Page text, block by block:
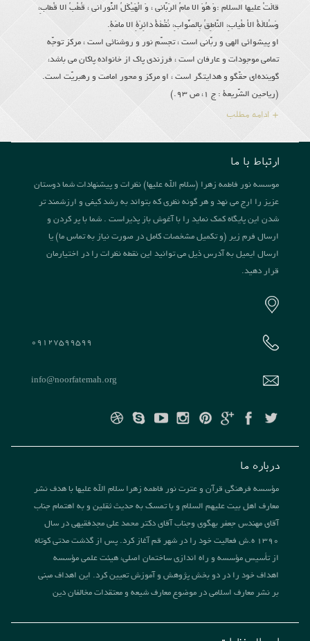
قالَتْ علیها السلام :وَ هُوَ الا مامُ الرَبّانى ، وَ الْهَیْكَلُ النُّورانى ، قُطْبُ الا قْطابِ،
وَسُلالَةُ الاْ طْیابِ، النّاطِقُ بِالصَّوابِ، نُقْطَةُ دائِرَةِ الا مامَةِ.
او پیشوائى الهى و ربّانى است ، تجسّم نور و روشنائى است ، مركز توجّه
تمامى موجودات و عارفان است ، فرزندى پاك از خانواده پاكان مى باشد،
گوینده‌اى حقّگو و هدایتگر است ، او مركز و محور امامت و رهبریّت است.
(ریاحین الشّریعة : ج 1، ص 93.)
+ ادامه مطلب
ارتباط با ما
موسسه نور فاطمه زهرا (سلام الله علیها) نظرات و پیشنهادات شما دوستان
عزیز را ارج می نهد و هر گونه نظری که بتواند به رشد کیفی و ارزشمند تر
شدن این پایگاه کمک نماید را با آغوش باز پذیراست . شما با پر کردن و
ارسال فرم زیر (و تکمیل مشخصات کامل در صورت نیاز به تماس ما) یا
ارسال ایمیل به آدرس ذیل می توانید این نقطه نظرات را در اختیارمان
قرار دهید.
09127599599
info@noorfatemah.org
درباره ما
مؤسسه فرهنگی قرآن و عترت نور فاطمه زهرا سلام الله علیها با هدف نشر
معارف اهل بیت علیهم السلام و با تمسک به حدیث ثقلین و به اهتمام جناب
آقای مهندس جعفر بهگوی وجناب آقای دکتر محمد علی مجدفقیهی در سال
1390 ه.ش فعالیت خود را در شهر قم آغاز کرد. پس از گذشت مدتی کوتاه
از تأسیس مؤسسه و راه اندازی ساختمان اصلی، هیئت علمی مؤسسه
اهداف خود را در دو بخش پژوهش و آموزش تعیین کرد. این اهداف مبنی
بر نشر معارف اسلامی در موضوع معارف شیعه و معتقدات مخالفان دین